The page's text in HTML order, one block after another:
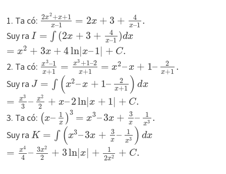
1. Ta có: 2x2 +x+1
x–1 = 2x + 3 + 4
x–1 .
Suy ra I = ∫ (2x + 3 + 4
x–1 )dx
= x2 + 3x + 4ln| x–1 + C.
2. Ta có:
x3–1
x+1 = x3 +1–2
x+1 = x2–x + 1– 2
x+1 .
Suy ra J = ∫ (x2–x + 1– 2
x+1 ) dx
= x3
3 – x2
2 + x–2ln |x + 1 + C.
3. Ta có: (x– 1
x )3 = x3–3x + 3
x – 1
x3 .
Suy ra K = ∫ (x3–3x + 3
x – 1
x3 ) dx
= x4
4 – 3x2
2 + 3ln |x +
1
2x2 + C.